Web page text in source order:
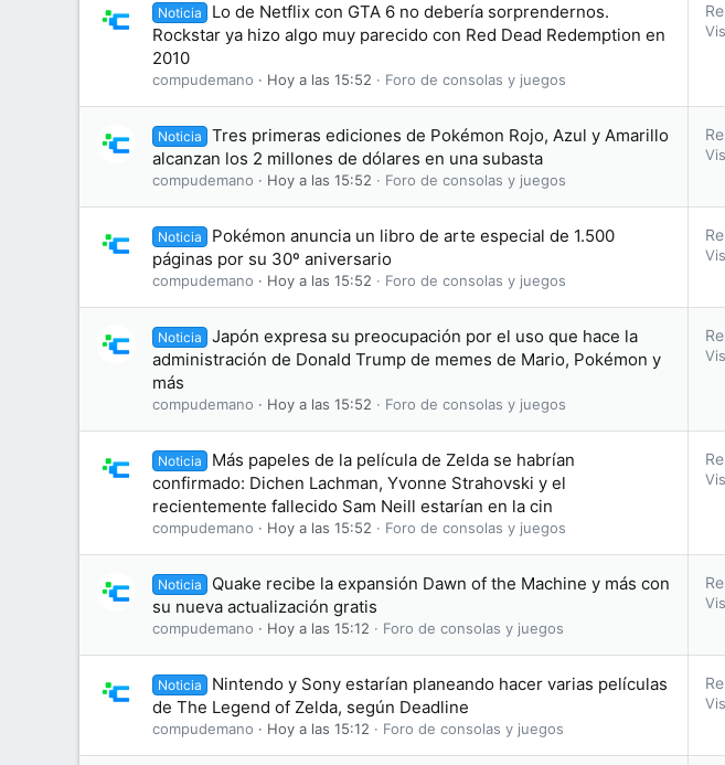
Noticia
Lo de Netflix con GTA 6 no debería sorprendernos.
Rockstar ya hizo algo muy parecido con Red Dead Redemption en
2010
compudemano Hoy a las 15:52 Foro de consolas y juegos
Noticia
Tres primeras ediciones de Pokémon Rojo, Azul y Amarillo
alcanzan los 2 millones de dólares en una subasta
compudemano Hoy a las 15:52 Foro de consolas y juegos
Noticia
Pokémon anuncia un libro de arte especial de 1.500
páginas por su 30º aniversario
compudemano Hoy a las 15:52 Foro de consolas y juegos
Noticia
Japón expresa su preocupación por el uso que hace la
administración de Donald Trump de memes de Mario, Pokémon y
más
compudemano Hoy a las 15:52 Foro de consolas y juegos
Noticia
Más papeles de la película de Zelda se habrían
confirmado: Dichen Lachman, Yvonne Strahovski y el
recientemente fallecido Sam Neill estarían en la cin
compudemano Hoy a las 15:52 Foro de consolas y juegos
Noticia
Quake recibe la expansión Dawn of the Machine y más con
su nueva actualización gratis
compudemano Hoy a las 15:12 Foro de consolas y juegos
Noticia
Nintendo y Sony estarían planeando hacer varias películas
de The Legend of Zelda, según Deadline
compudemano Hoy a las 15:12 Foro de consolas y juegos